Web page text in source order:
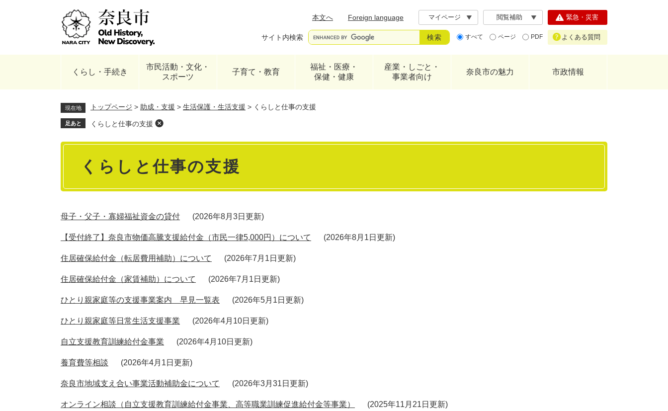
本文へ
Foreign language マイページ 閲覧補助
サイト内検索 すべて ページ PDF
緊急・災害
よくある質問
くらし・手続き
市民活動・文化・
スポーツ
子育て・教育
福祉・医療・
保健・健康
産業・しごと・
事業者向け
奈良市の魅力 市政情報
現在地 トップページ > 助成・支援 > 生活保護・生活支援 > くらしと仕事の支援
足あと くらしと仕事の支援
本
くらしと仕事の支援
母子・父子・寡婦福祉資金の貸付 2026年8月3日更新
【受付終了】奈良市物価高騰支援給付金（市民一律5,000円）について 2026年8月1日更新
住居確保給付金（転居費用補助）について 2026年7月1日更新
住居確保給付金（家賃補助）について 2026年7月1日更新
ひとり親家庭等の支援事業案内 早見一覧表 2026年5月1日更新
ひとり親家庭等日常生活支援事業 2026年4月10日更新
自立支援教育訓練給付金事業 2026年4月10日更新
養育費等相談 2026年4月1日更新
奈良市地域支え合い事業活動補助金について 2026年3月31日更新
オンライン相談（自立支援教育訓練給付金事業、高等職業訓練促進給付金等事業） 2025年11月21日更新